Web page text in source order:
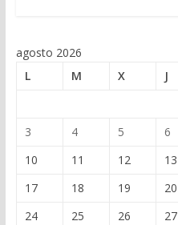
agosto 2026
L
M X J
3
4 5 6
10
11 12 13
17
18 19 20
24
25 26 27